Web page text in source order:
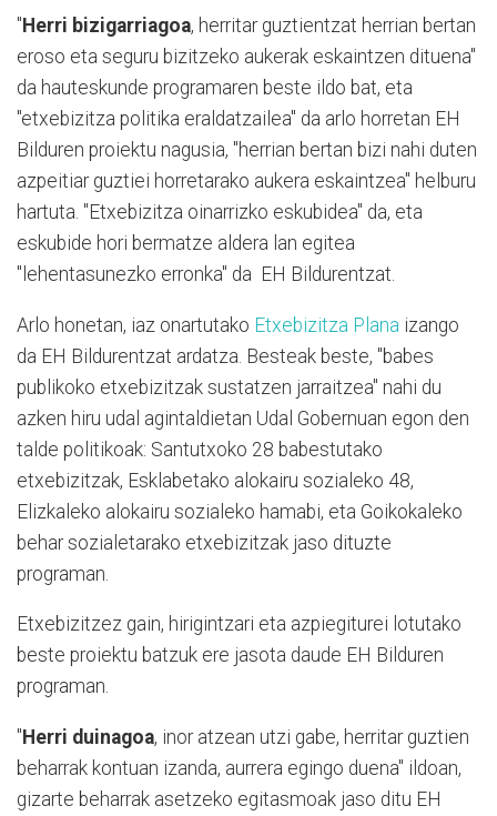
" Herri bizigarriagoa, herritar guztientzat herrian bertan
eroso eta seguru bizitzeko aukerak eskaintzen dituena"
da hauteskunde programaren beste ildo bat, eta
"etxebizitza politika eraldatzailea" da arlo horretan EH
Bilduren proiektu nagusia, "herrian bertan bizi nahi duten
azpeitiar guztiei horretarako aukera eskaintzea" helburu
hartuta. "Etxebizitza oinarrizko eskubidea" da, eta
eskubide hori bermatze aldera lan egitea
"lehentasunezko erronka" da EH Bildurentzat.
Arlo honetan, iaz onartutako Etxebizitza Plana izango
da EH Bildurentzat ardatza. Besteak beste, "babes
publikoko etxebizitzak sustatzen jarraitzea" nahi du
azken hiru udal agintaldietan Udal Gobernuan egon den
talde politikoak: Santutxoko 28 babestutako
etxebizitzak, Esklabetako alokairu sozialeko 48,
Elizkaleko alokairu sozialeko hamabi, eta Goikokaleko
behar sozialetarako etxebizitzak jaso dituzte
programan.
Etxebizitzez gain, hirigintzari eta azpiegiturei lotutako
beste proiektu batzuk ere jasota daude EH Bilduren
programan.
" Herri duinagoa, inor atzean utzi gabe, herritar guztien
beharrak kontuan izanda, aurrera egingo duena" ildoan,
gizarte beharrak asetzeko egitasmoak jaso ditu EH